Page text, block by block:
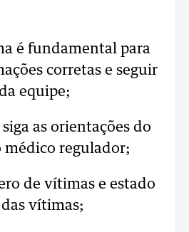
é fundamental para
corretas e seguir
equipe;
as orientações do
médico regulador;
de vítimas e estado
vítimas;